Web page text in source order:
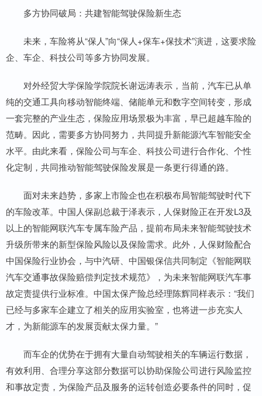
多方协同破局：共建智能驾驶保险新生态
未来，车险将从“保人”向“保人+保车+保技术”演进，这要求险
企、车企、科技公司等多方协同发展。
对外经贸大学保险学院院长谢远涛表示，当前，汽车已从单
纯的交通工具向移动智能终端、储能单元和数字空间转变，形成
一套完整的产业生态，保险应用场景极为丰富，早已超越车险的
范畴。因此，需要多方协同努力，共同提升新能源汽车智能安全
水平。由此来看，保险公司与车企、科技公司进行合作化、个性
化定制，共同推动智能驾驶保险发展是一条更行得通的路。
面对未来趋势，多家上市险企也在积极布局智能驾驶时代下
的车险改革。中国人保副总裁于泽表示，人保财险正在开发L3及
以上的智能网联汽车专属车险产品，提前布局未来智能驾驶技术
升级所带来的新型保险风险以及保险需求。此外，人保财险配合
中国保险行业协会，与中汽研、中国银保信共同制定《智能网联
汽车交通事故保险赔偿判定技术规范》，为未来智能网联汽车事
故定责提供行业标准。中国太保产险总经理陈辉同样表示：“我们
已经与多家车企建立了相关的应用实验室，也将进一步充实人
才，为新能源车的发展贡献太保力量。”
而车企的优势在于拥有大量自动驾驶相关的车辆运行数据，
有效利用、合理分享这部分数据可以协助保险公司进行风险监控
和事故定责，为保险产品及服务的运转创造必要条件的同时，促